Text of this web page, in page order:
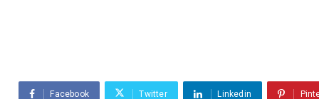
Facebook Twitter Linkedin